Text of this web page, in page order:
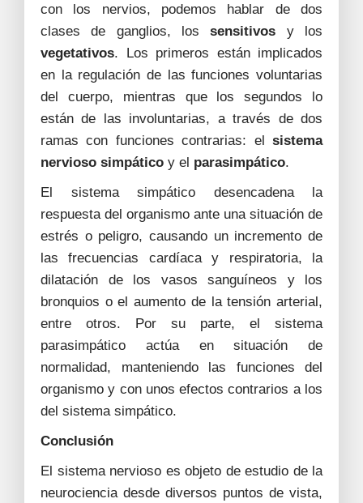
con los nervios, podemos hablar de dos
clases de ganglios, lossensitivos y los
vegetativos. Los primeros están implicados
en la regulación de las funciones voluntarias
del cuerpo, mientras que los segundos lo
están de las involuntarias, a través de dos
ramas con funciones contrarias: el sistema
nervioso simpático y el parasimpático.
El sistema simpático desencadena la
respuesta del organismo ante una situación de
estrés o peligro, causando un incremento de
las frecuencias cardíaca y respiratoria, la
dilatación de los vasos sanguíneos y los
bronquios o el aumento de la tensión arterial,
entre otros. Por su parte, el sistema
parasimpático actúa en situación de
normalidad, manteniendo las funciones del
organismo y con unos efectos contrarios a los
del sistema simpático.
Conclusión
El sistema nervioso es objeto de estudio de la
neurociencia desde diversos puntos de vista,